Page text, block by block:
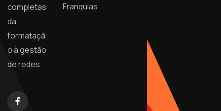
completas
da
formataçã
o à gestão
de redes.
Franquias